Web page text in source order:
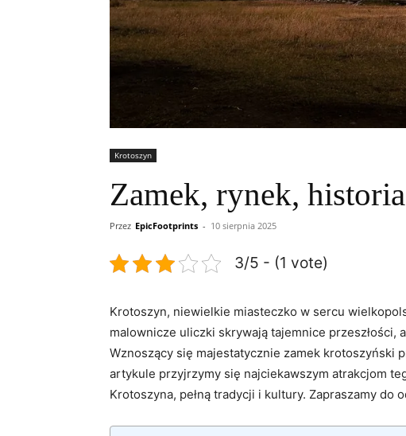
Krotoszyn
Zamek, rynek,
Przez EpicFootprints - 10 sierpnia 2025
3/5 - (1 vote)
Krotoszyn, niewielkie miasteczko w sercu
malownicze uliczki skrywają tajemnice
Wznoszący się majestatycznie zamek krotoszyński
artykule przyjrzymy się najciekawszym atrakcjom
Krotoszyna, pełną tradycji i kultury. Zapraszamy do